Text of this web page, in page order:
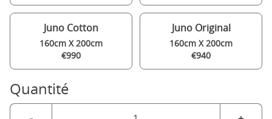
Juno Cotton
160cm X 200cm
€990
Juno Original
160cm X 200cm
€940
Quantité